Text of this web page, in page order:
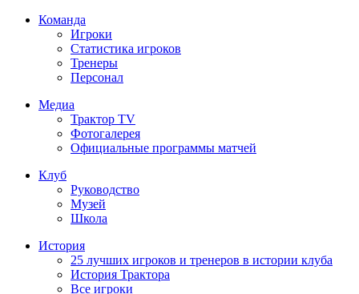
Команда
Игроки
Статистика игроков
Тренеры
Персонал
Медиа
Трактор TV
Фотогалерея
Официальные программы матчей
Клуб
Руководство
Музей
Школа
История
25 лучших игроков и тренеров в истории клуба
История Трактора
Все игроки